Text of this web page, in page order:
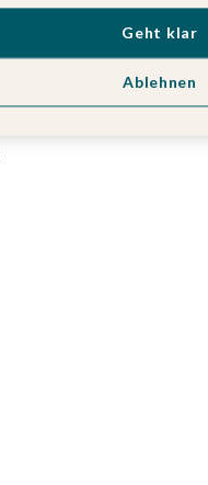
Ablehnen
Geht klar